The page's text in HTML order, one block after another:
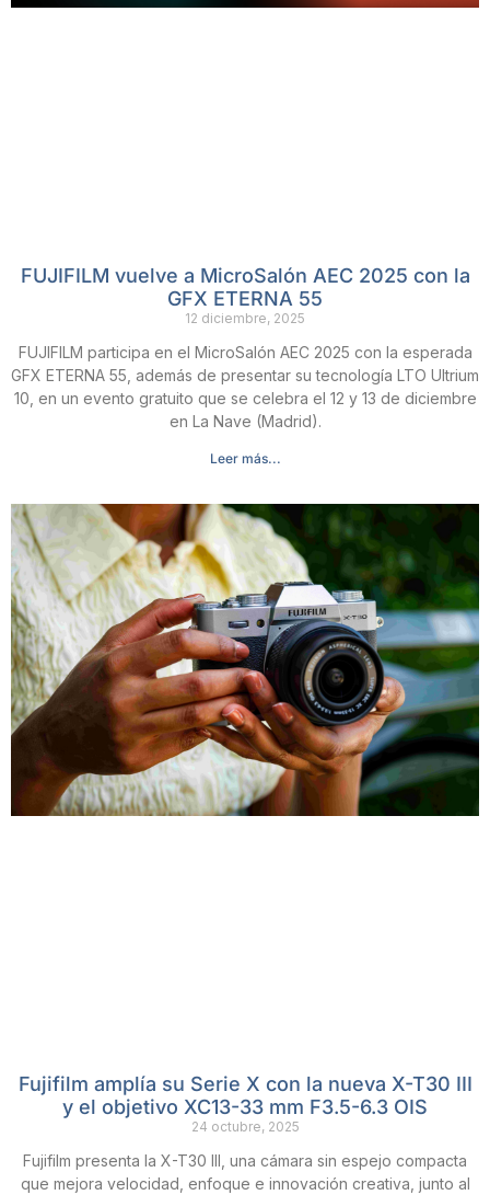
FUJIFILM vuelve a MicroSalón AEC 2025 con la
GFX ETERNA 55
12 diciembre, 2025
FUJIFILM participa en el MicroSalón AEC 2025 con la esperada
GFX ETERNA 55, además de presentar su tecnología LTO Ultrium
10, en un evento gratuito que se celebra el 12 y 13 de diciembre
en La Nave (Madrid).
Leer más...
Fujifilm amplía su Serie X con la nueva X-T30 III
y el objetivo XC13-33 mm F3.5-6.3 OIS
24 octubre, 2025
Fujifilm presenta la X-T30 III, una cámara sin espejo compacta
que mejora velocidad, enfoque e innovación creativa, junto al